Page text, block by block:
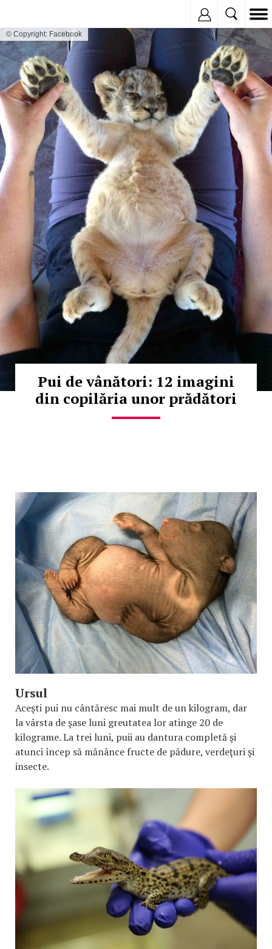
© Copyright: Facebook
Pui de vânători: 12 imagini
din copilăria unor prădători
Ursul
Aceşti pui nu cântăresc mai mult de un kilogram, dar
la vârsta de şase luni greutatea lor atinge 20 de
kilograme. La trei luni, puii au dantura completă şi
atunci încep să mănânce fructe de pădure, verdeţuri şi
insecte.